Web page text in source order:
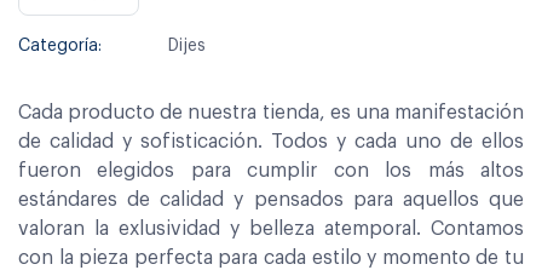
Categoría: Dijes
Cada producto de nuestra tienda, es una manifestación
de calidad y sofisticación. Todos y cada uno de ellos
fueron elegidos para cumplir con los más altos
estándares de calidad y pensados para aquellos que
valoran la exlusividad y belleza atemporal. Contamos
con la pieza perfecta para cada estilo y momento de tu